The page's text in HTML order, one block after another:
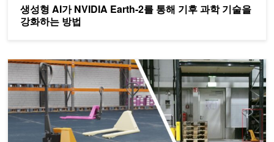
생성형 AI가 NVIDIA Earth-2를 통해 기후 과학 기술을
강화하는 방법
합성 데이터를 사용하여 창고 팔레트 잭을 감지하도록 자율 모바